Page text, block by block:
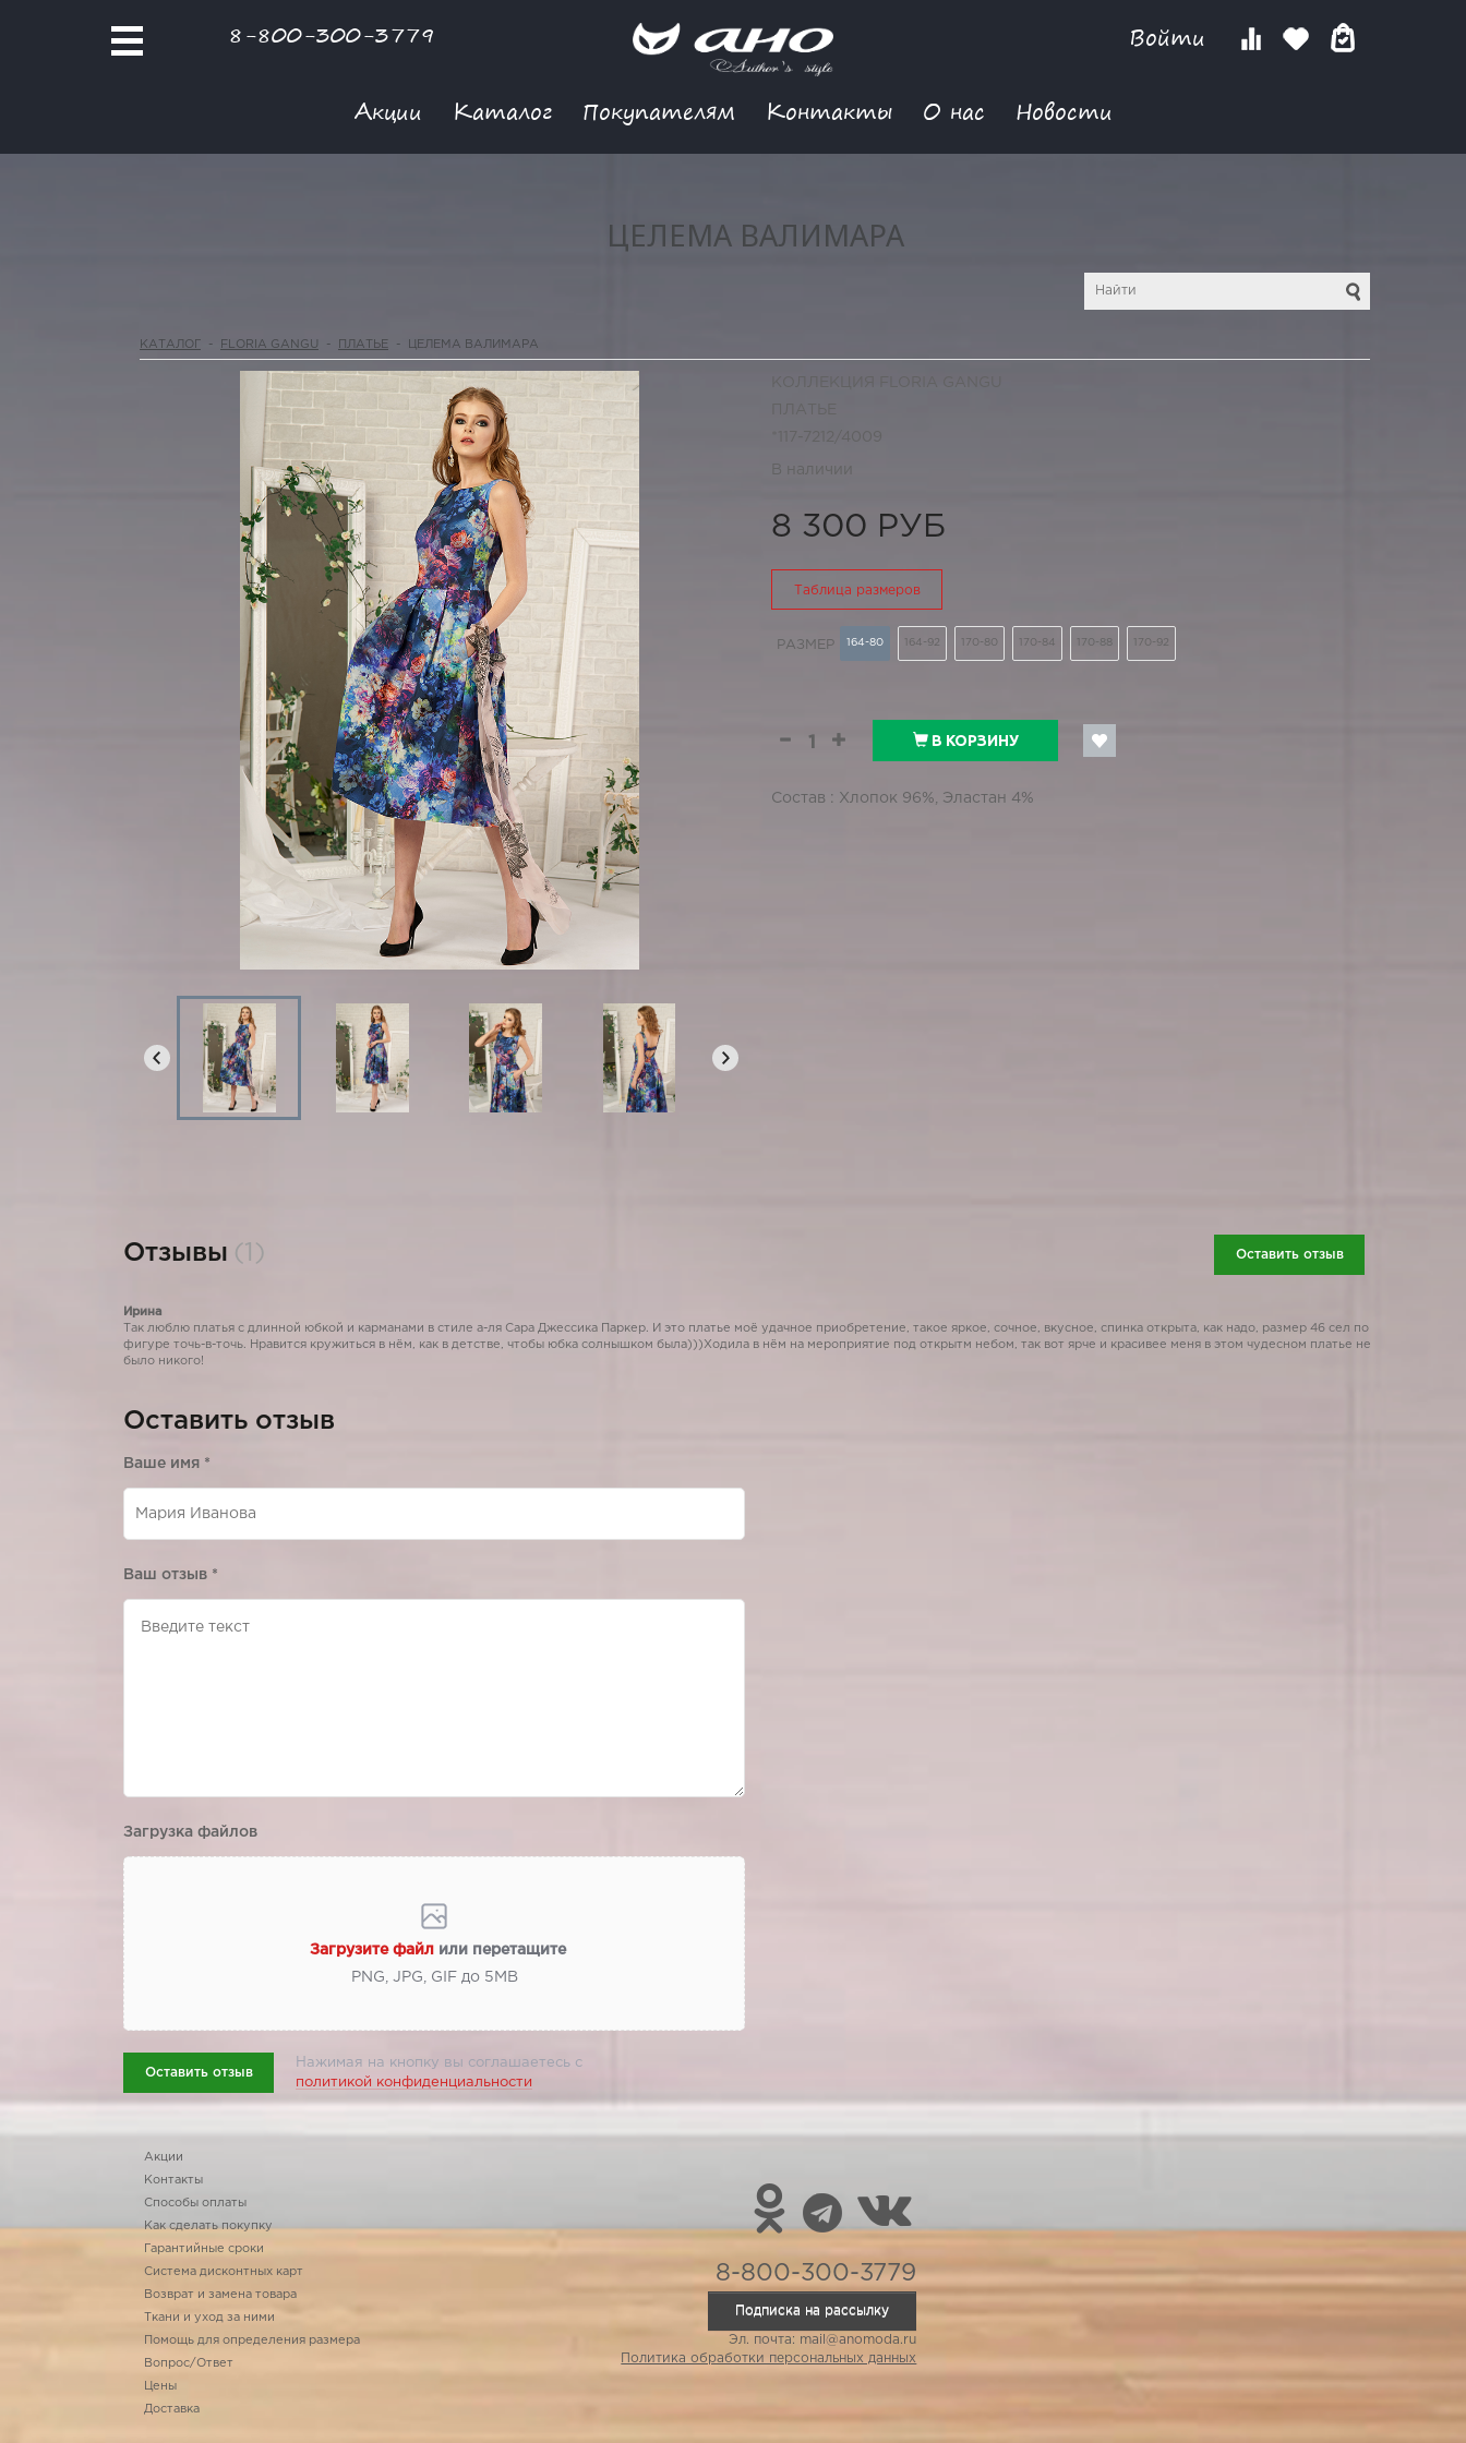
8-800-300-3779 Войти
Акции Каталог Покупателям Контакты О нас Новости
ЦЕЛЕМА ВАЛИМАРА
КАТАЛОГ - FLORIA GANGU - ПЛАТЬЕ - ЦЕЛЕМА ВАЛИМАРА
ПЛАТЬЕ
*117-7212/4009
В наличии
8 300 РУБ
Таблица размеров
РАЗМЕР 164-80 164-92 170-80 170-84 170-88 170-92
В КОРЗИНУ
Состав : Хлопок 96%, Эластан 4%
Отзывы (1) Оставить отзыв
Ирина
Так люблю платья с длинной юбкой и карманами в стиле а-ля Сара Джессика Паркер. И это платье моё удачное приобретение, такое яркое, сочное, вкусное, спинка открыта, как надо, размер 46 сел по
фигуре точь-в-точь. Нравится кружиться в нём, как в детстве, чтобы юбка солнышком была)))Ходила в нём на мероприятие под открытм небом, так вот ярче и красивее меня в этом чудесном платье не
было никого!
Оставить отзыв
Ваше имя *
Ваш отзыв *
Загрузка файлов
Загрузите файл или перетащите
PNG, JPG, GIF до 5МВ
Оставить отзыв
Нажимая на кнопку вы соглашаетесь с
политикой конфиденциальности
Акции
Контакты
Способы оплаты
Как сделать покупку
Гарантийные сроки
Система дисконтных карт
Возврат и замена товара
Ткани и уход за ними
Помощь для определения размера
Вопрос/Ответ
Цены
Доставка
8-800-300-3779
Подписка на рассылку
Эл. почта: mail@anomoda.ru
Политика обработки персональных данных